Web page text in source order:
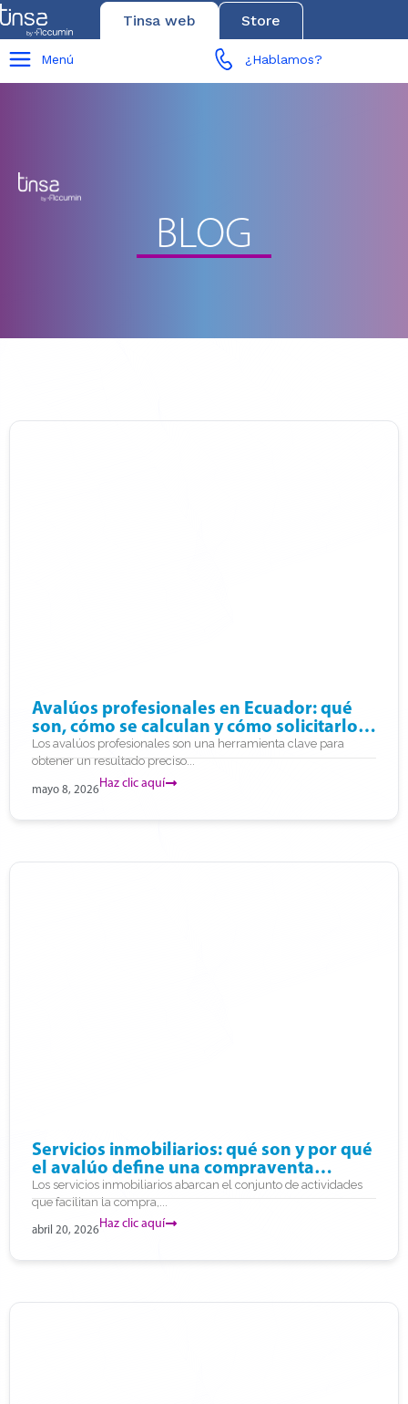
Tinsa web Store
Menú ¿Hablamos?
BLOG
Avalúos profesionales en Ecuador: qué
son, cómo se calculan y cómo solicitarlos
en línea
Los avalúos profesionales son una herramienta clave para
obtener un resultado preciso...
mayo 8, 2026Haz clic aquí
Servicios inmobiliarios: qué son y por qué
el avalúo define una compraventa
informada
Los servicios inmobiliarios abarcan el conjunto de actividades
que facilitan la compra,...
abril 20, 2026Haz clic aquí